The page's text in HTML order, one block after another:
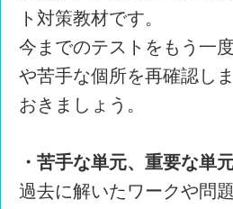
ト対策教材です。
今までのテストをもう一
や苦手な個所を再確認し
おきましょう。
・苦手な単元、重要な単
過去に解いたワークや問